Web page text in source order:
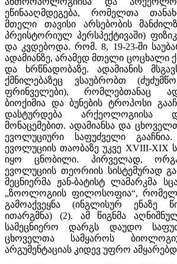
ეწინააღმდეგება, რომელთა
მთელი თავისი არსებობის
პრეისტორიულ პერსპექტივაში)
და კვდებოდა. რომ. 8, 19-23-ში
ადამიანზე, არამედ მთელი ცოცხალი
და ხრწნადობაზე. ადამიანის
ქმნილებაზეც ვსაუბრობთ
ფრინველები), რომლებთანაც
ბიოქიმია და ბუნების ტროპოსი
დასტურდება არქეოლოგიისა
მონაცემებით. ადამიანსა და
ევოლუციური საფუძველი
ევოლუციის თაობაზე უკვე XVIII-XIX
იყო ცნობილი. პირველად,
ევოლუციის თეორიის სისტემურად
მეცნიერმა ჟან-ბატისტ ლამარკმა
„ზოოლოგიის ფილოსოფია“,
გამოაქვეყნა (ინგლისურ ენაზე
ითარგმნა) (2). ამ წიგნმა
სამეცნიერო დარგს დაუდო
ცხოველთა სამყაროს
არგუმენტაციას კიდევ უფრო